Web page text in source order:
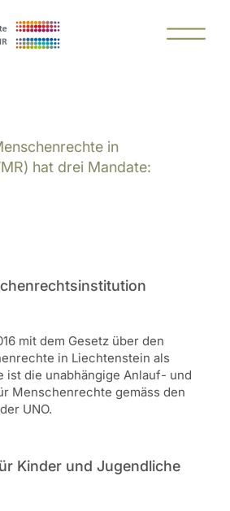
in
hat drei Mandate:
mit dem Gesetz über den
in Liechtenstein als
ist die unabhängige Anlauf- und
Menschenrechte gemäss den
UNO.
Kinder und Jugendliche